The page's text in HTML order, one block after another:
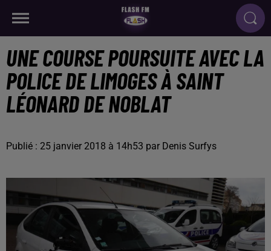
UNE COURSE POURSUITE AVEC LA
POLICE DE LIMOGES À SAINT
LÉONARD DE NOBLAT
Publié : 25 janvier 2018 à 14h53 par Denis Surfys